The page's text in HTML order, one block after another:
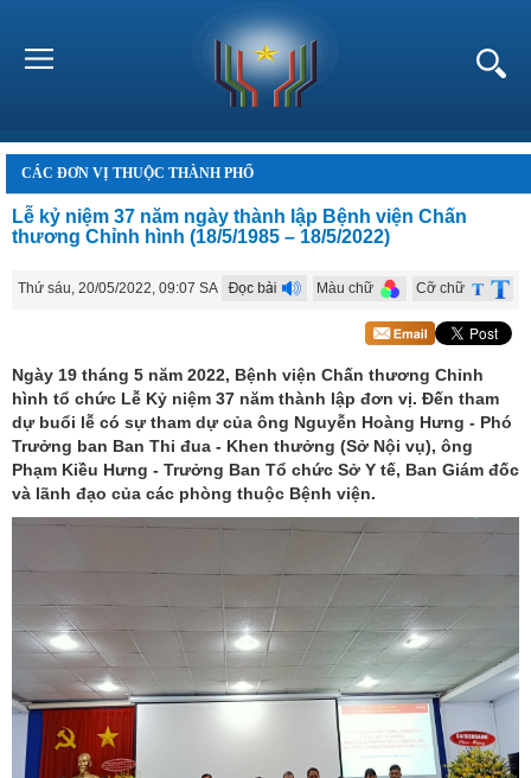
CÁC ĐƠN VỊ THUỘC THÀNH PHỐ
Lễ kỷ niệm 37 năm ngày thành lập Bệnh viện Chấn
thương Chỉnh hình (18/5/1985 – 18/5/2022)
Thứ sáu, 20/05/2022, 09:07 SA Cỡ chữ
Màu chữ
Ngày 19 tháng 5 năm 2022, Bệnh viện Chấn thương Chỉnh
hình tổ chức Lễ Kỷ niệm 37 năm thành lập đơn vị. Đến tham
dự buổi lễ có sự tham dự của ông Nguyễn Hoàng Hưng - Phó
Trưởng ban Ban Thi đua - Khen thưởng (Sở Nội vụ), ông
Phạm Kiều Hưng - Trưởng Ban Tổ chức Sở Y tế, Ban Giám đốc
và lãnh đạo của các phòng thuộc Bệnh viện.